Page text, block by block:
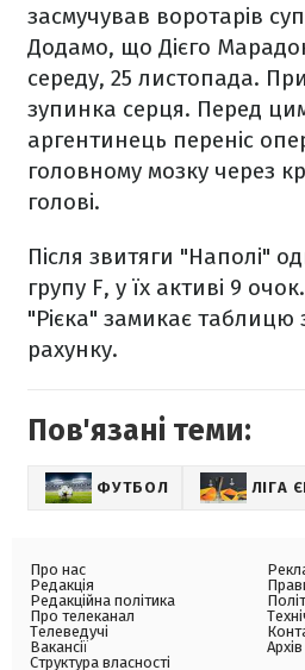
засмучував воротарів
Додамо, що Дієго
середу, 25 листопада.
зупинка серця. Перед
аргентинець переніс
головному мозку через
голові.
Після звитяги "Наполі"
групу F, у їх активі 9
"Рієка" замикає таблицю
рахунку.
Пов'язані теми:
ФУТБОЛ ЛІГА
Про нас
Редакція
Редакційна політика
Про телеканал
Телеведучі
Вакансії
Структура власності
Архів